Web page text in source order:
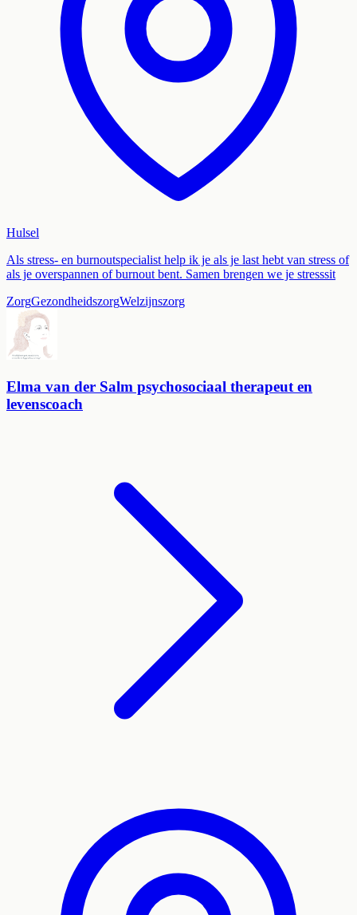
Hulsel
Als stress- en burnoutspecialist help ik je als je last hebt van stress of
als je overspannen of burnout bent. Samen brengen we je stresssit
ZorgGezondheidszorgWelzijnszorg
Elma van der Salm psychosociaal therapeut en
levenscoach